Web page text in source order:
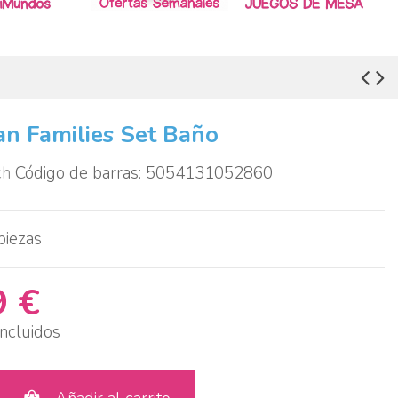
Families Set Baño
Código de barras: 5054131052860
€